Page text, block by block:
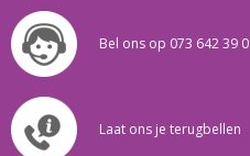
Bel ons op 073 642 39
Laat ons je terugbellen